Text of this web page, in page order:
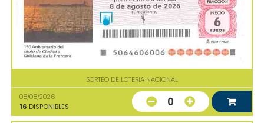
SORTEO DE LOTERIA NACIONAL
08/08/2026
16 DISPONIBLES 0